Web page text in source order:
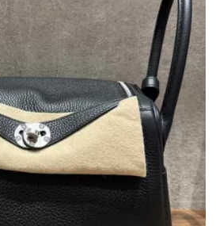
宅配買取を申し込む
無料の宅配キットをお届けします